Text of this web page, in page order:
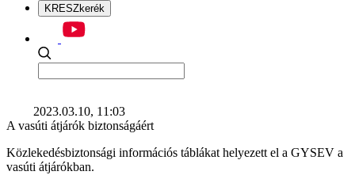
KRESZkerék
2023.03.10, 11:03
A vasúti átjárók biztonságáért
Közlekedésbiztonsági információs táblákat helyezett el a GYSEV a
vasúti átjárókban.